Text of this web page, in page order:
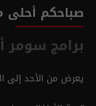
صباحكم
برامج سومر
يعرض من الأحد إلى